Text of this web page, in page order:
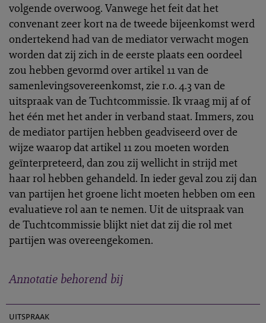
volgende overwoog. Vanwege het feit dat het
convenant zeer kort na de tweede bijeenkomst werd
ondertekend had van de mediator verwacht mogen
worden dat zij zich in de eerste plaats een oordeel
zou hebben gevormd over artikel 11 van de
samenlevingsovereenkomst, zie r.o. 4.3 van de
uitspraak van de Tuchtcommissie. Ik vraag mij af of
het één met het ander in verband staat. Immers, zou
de mediator partijen hebben geadviseerd over de
wijze waarop dat artikel 11 zou moeten worden
geïnterpreteerd, dan zou zij wellicht in strijd met
haar rol hebben gehandeld. In ieder geval zou zij dan
van partijen het groene licht moeten hebben om een
evaluatieve rol aan te nemen. Uit de uitspraak van
de Tuchtcommissie blijkt niet dat zij die rol met
partijen was overeengekomen.
Annotatie behorend bij
uitspraak